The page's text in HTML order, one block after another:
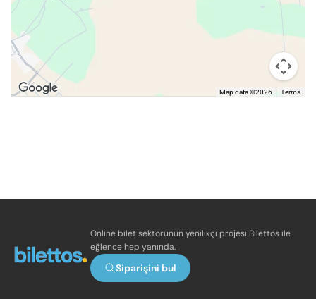
Map data ©2026 Terms
Online bilet sektörünün yenilikçi projesi Bilettos ile
eğlence hep yanında.
Siparişini bul